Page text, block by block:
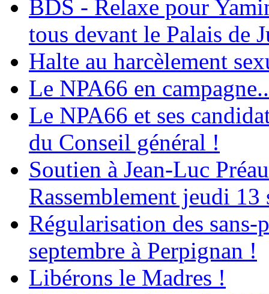
BDS - Relaxe pour
tous devant le Palais de
Halte au harcèlement
Le NPA66 en
Le NPA66 et ses
du Conseil général !
Soutien à Jean-Luc
Rassemblement jeudi 13
Régularisation des
septembre à Perpignan !
Libérons le Madres !